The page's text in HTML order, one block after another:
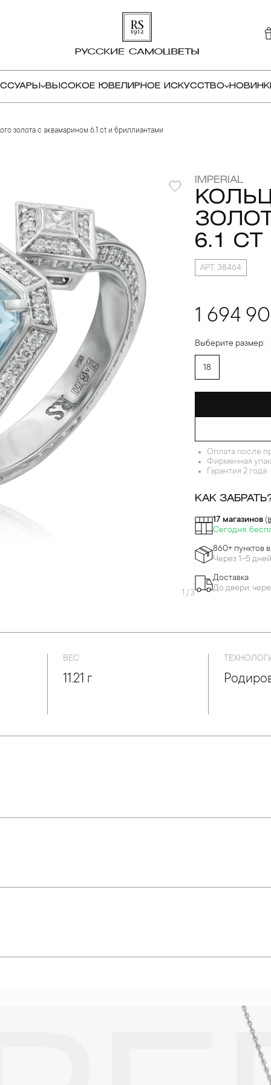
ВЫСОКОЕ ЮВЕЛИРНОЕ ИСКУССТВО
золота с аквамарином 6.1 ct и бриллиантами
1 / 3
IMPERIAL
6.1
АРТ. 38464
1 694
Выберите размер:
18
Оплата после
Фирменная
Гарантия 2 года
КАК
17 магазинов
Сегодня,
860+ пунктов
Через 1-5 дней
Доставка
До двери,
ВЕС
11.21 г
мешочках. Так будет меньше шансов повредить
Особенно беречь от воздействия влаги, необходимо
одного раза в месяц, а также регулярно протирать их